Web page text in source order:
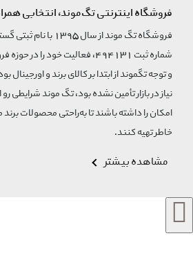
فروشگاه اینترنتی تگ‌موند، انتخابی
فروشگاه تگ موند از سال 1395
شماره ثبت 494131، فعالیت خود را در
و توجه تگموند از ابتدا بر کالای برند و اورجینال بود
نیاز در بازار تأمین نشده بود، تگ موند شرایطی رو
امکان را داشته باشند تا به‌راحتی محصولات برند
خاطر تهیه کنند.
مشاهده بیشتر